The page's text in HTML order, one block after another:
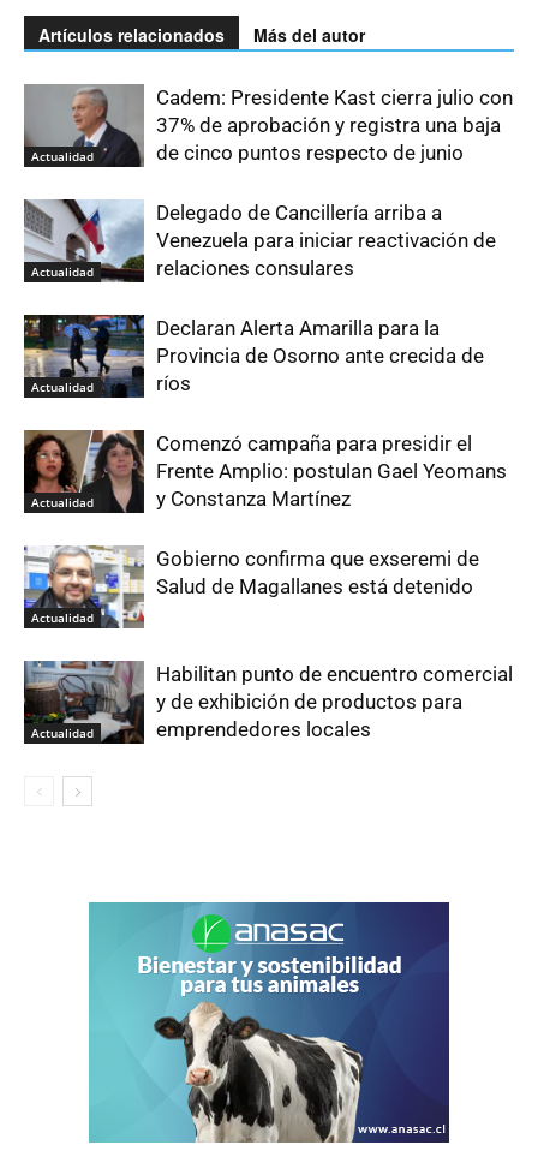
Artículos relacionados Más del autor
Actualidad
Cadem: Presidente Kast cierra julio con
37% de aprobación y registra una baja
de cinco puntos respecto de junio
Actualidad
Delegado de Cancillería arriba a
Venezuela para iniciar reactivación de
relaciones consulares
Actualidad
Declaran Alerta Amarilla para la
Provincia de Osorno ante crecida de
ríos
Actualidad
Comenzó campaña para presidir el
Frente Amplio: postulan Gael Yeomans
y Constanza Martínez
Actualidad
Gobierno confirma que exseremi de
Salud de Magallanes está detenido
Actualidad
Habilitan punto de encuentro comercial
y de exhibición de productos para
emprendedores locales